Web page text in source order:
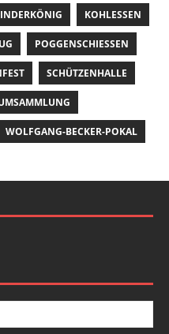
KOHLESSEN
POGGENSCHIESSEN
SCHÜTZENHALLE
WOLFGANG-BECKER-POKAL